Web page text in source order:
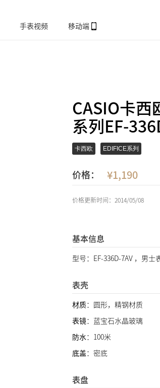
手表视频 移动端
CASIO卡西
系列EF-
卡西欧 EDIFICE系列
价格： 1,190
价格更新时间：2014/05/08
基本信息
型号：EF-336D-7AV ，男士
表壳
材质：圆形，精钢材质
表镜：蓝宝石水晶玻璃
防水：100米
底盖：密底
表盘